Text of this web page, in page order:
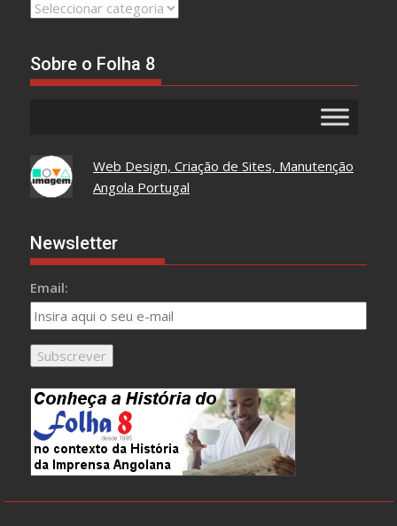
Leia
Sobre o Folha 8
Web Design, Criação de Sites, Manutenção
Angola Portugal
Newsletter
Email: